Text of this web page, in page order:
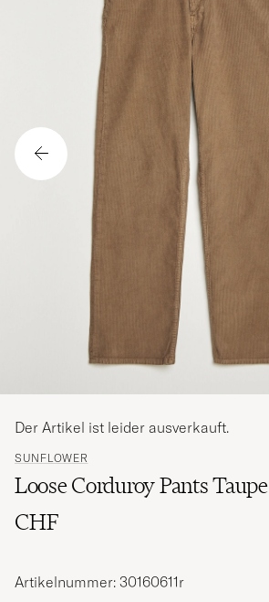
SUNFLOWER
Loose Corduroy Pants Taupe
CHF
Der Artikel ist leider ausverkauft.
Artikelnummer: 30160611r